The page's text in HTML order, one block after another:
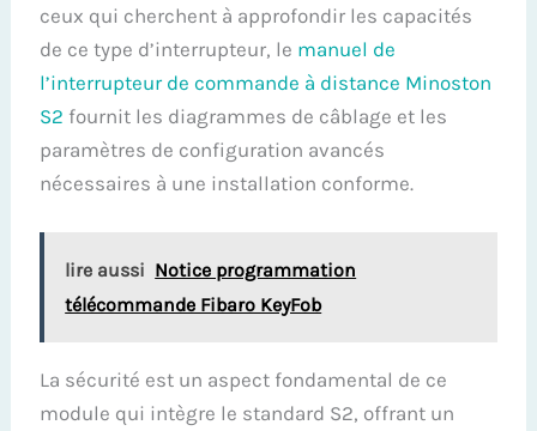
ceux qui cherchent à approfondir les capacités
de ce type d’interrupteur, le manuel de
l’interrupteur de commande à distance Minoston
S2 fournit les diagrammes de câblage et les
paramètres de configuration avancés
nécessaires à une installation conforme.
lire aussi Notice programmation
télécommande Fibaro KeyFob
La sécurité est un aspect fondamental de ce
module qui intègre le standard S2, offrant un